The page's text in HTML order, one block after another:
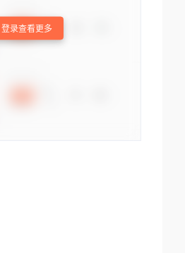
登录查看更多